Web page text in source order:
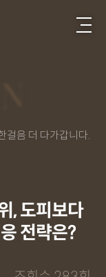
걸음 더 다가갑니다.
, 도피보다
전략은?